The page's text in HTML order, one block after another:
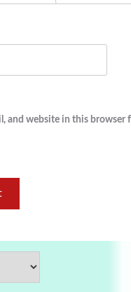
and website in this browser